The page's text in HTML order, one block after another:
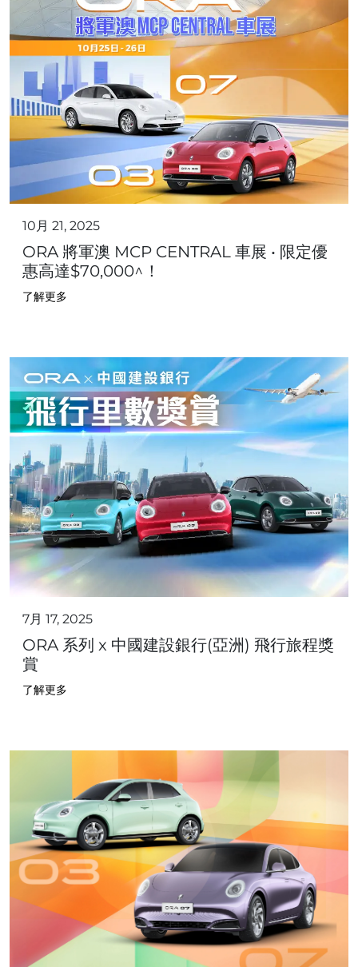
10月 21, 2025
ORA 將軍澳 MCP CENTRAL 車展 • 限定優
惠高達$70,000^！
了解更多
7月 17, 2025
ORA 系列 x 中國建設銀行(亞洲) 飛行旅程獎
賞
了解更多